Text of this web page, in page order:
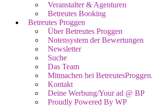
Veranstalter & Agenturen
Betreutes Booking
Betreutes Proggen
Über Betreutes Proggen
Notensystem der Bewertungen
Newsletter
Suche
Das Team
Mitmachen bei
Kontakt
Deine Werbung/Your ad @ BP
Proudly Powered By WP